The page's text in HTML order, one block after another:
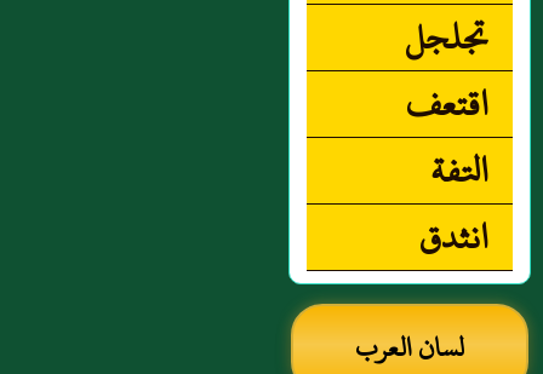
تجلجل
اقتعف
التفة
انثدق
لسان العرب